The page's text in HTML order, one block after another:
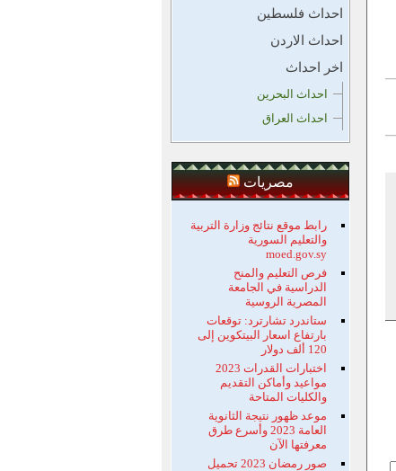
احداث فلسطين
احداث الاردن
اخر احداث
احداث البحرين
احداث العراق
مصريات
رابط موقع نتائج وزارة التربية
والتعليم السورية
moed.gov.sy
فرص التعليم والمنح
الدراسية في الجامعة
المصرية الروسية
ستاندرد تشارترد: توقعات
بارتفاع اسعار البيتكوين إلى
120 ألف دولار
اختبارات القدرات 2023
مواعيد وأماكن التقديم
والكليات المتاحة
موعد ظهور نتيجة الثانوية
العامة 2023 وأسرع طرق
معرفتها الآن
صور رمضان 2023 تحميل